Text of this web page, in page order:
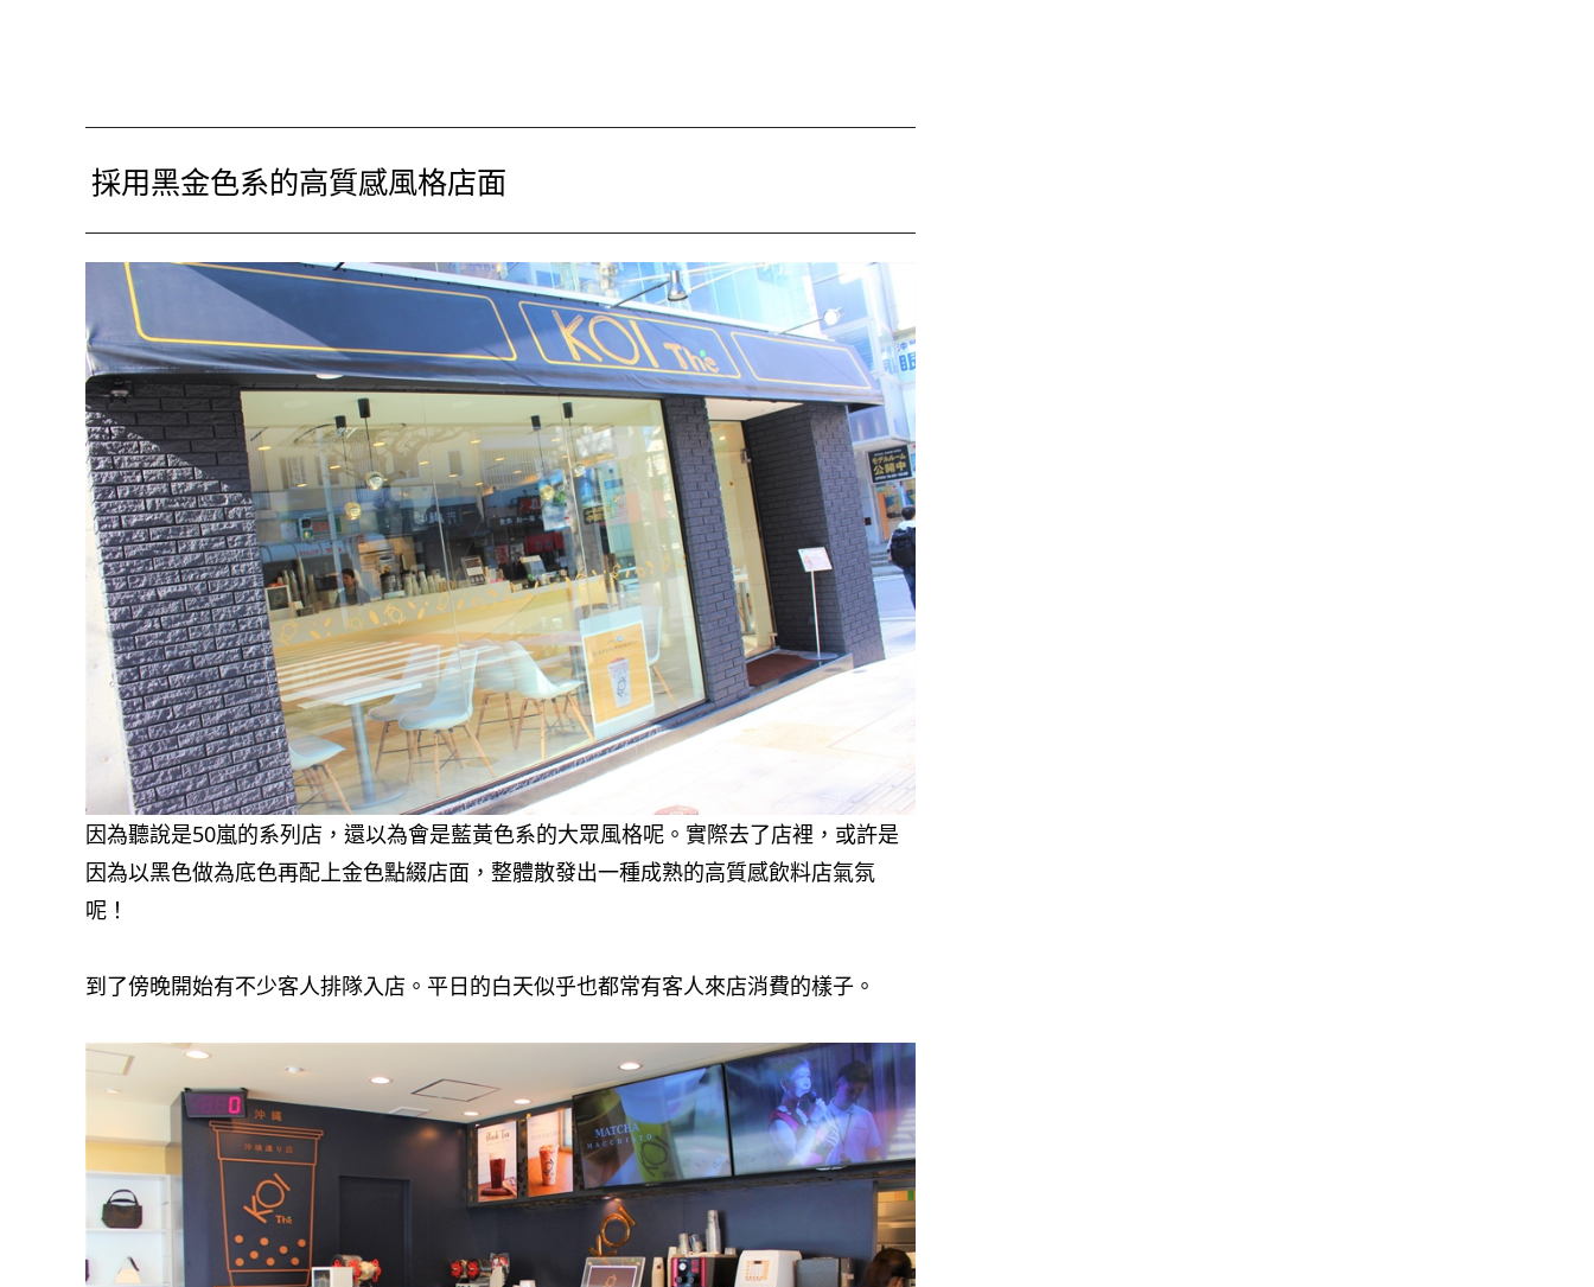
採用黑金色系的高質感風格店面
因為聽說是50嵐的系列店，還以為會是藍黃色系的大眾風格呢。實際去了店裡，或許是
因為以黑色做為底色再配上金色點綴店面，整體散發出一種成熟的高質感飲料店氣氛
呢！
到了傍晚開始有不少客人排隊入店。平日的白天似乎也都常有客人來店消費的樣子。